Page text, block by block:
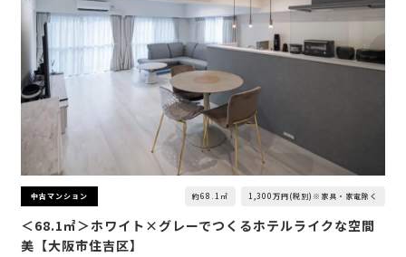
中古マンション 約68.1㎡ 1,300万円(税別)※家具・家電除く
＜68.1㎡＞ホワイト×グレーでつくるホテルライクな空間
美【大阪市住吉区】